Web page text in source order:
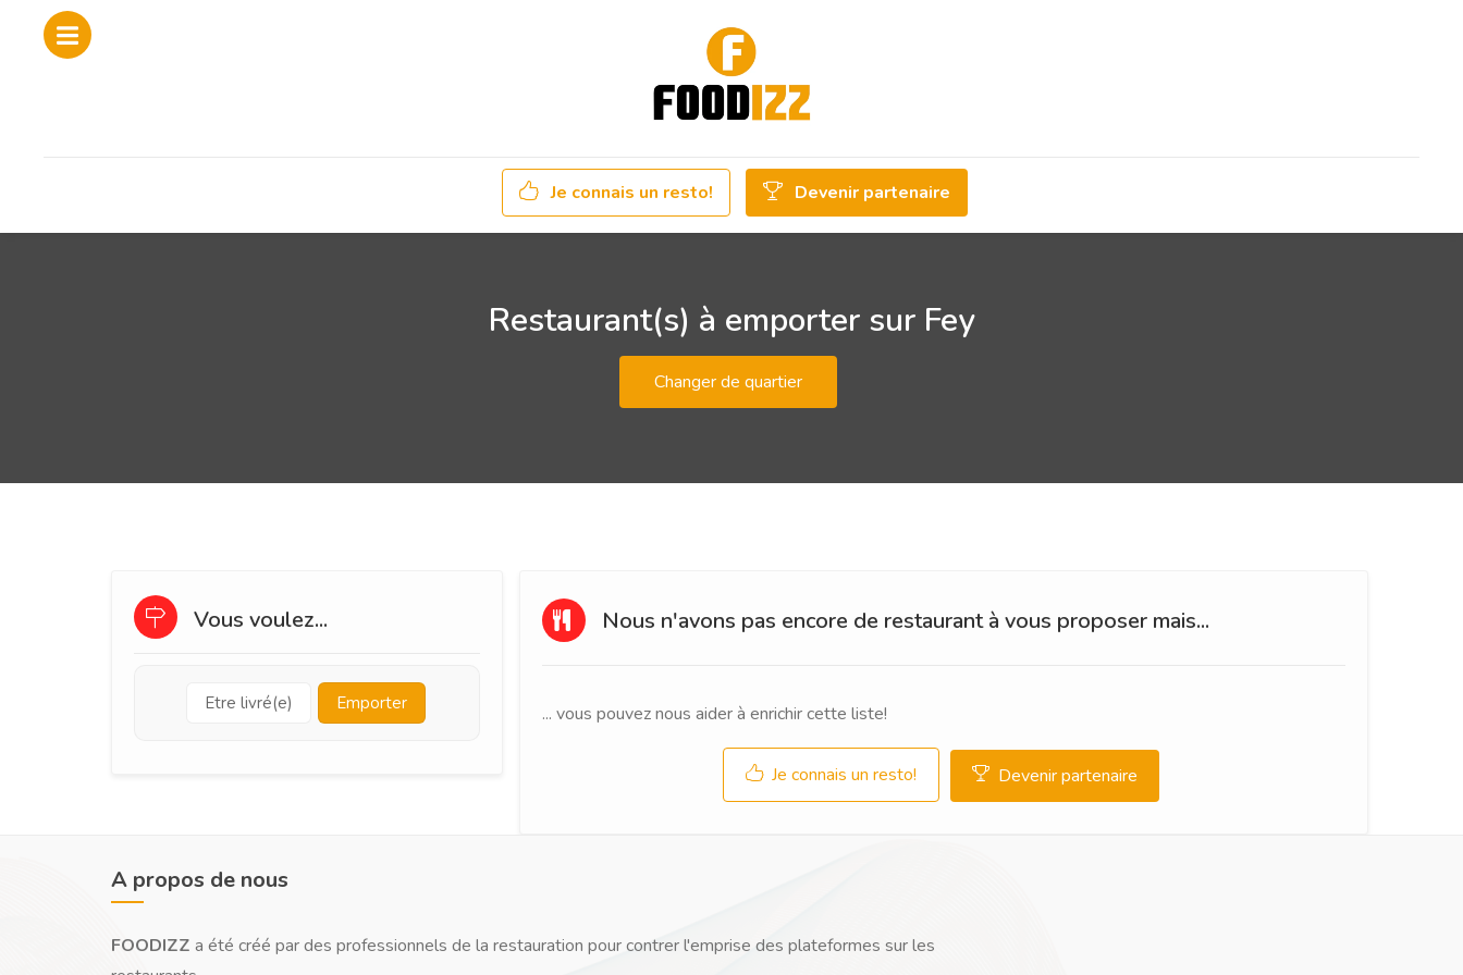
Je connais un resto! Devenir partenaire
Restaurant(s) à emporter sur Fey
Changer de quartier
Vous voulez...
Etre livré(e) Emporter
Nous n'avons pas encore de restaurant à vous proposer mais...
... vous pouvez nous aider à enrichir cette liste!
Je connais un resto! Devenir partenaire
A propos de nous
FOODIZZ a été créé par des professionnels de la restauration pour contrer l'emprise des plateformes sur les